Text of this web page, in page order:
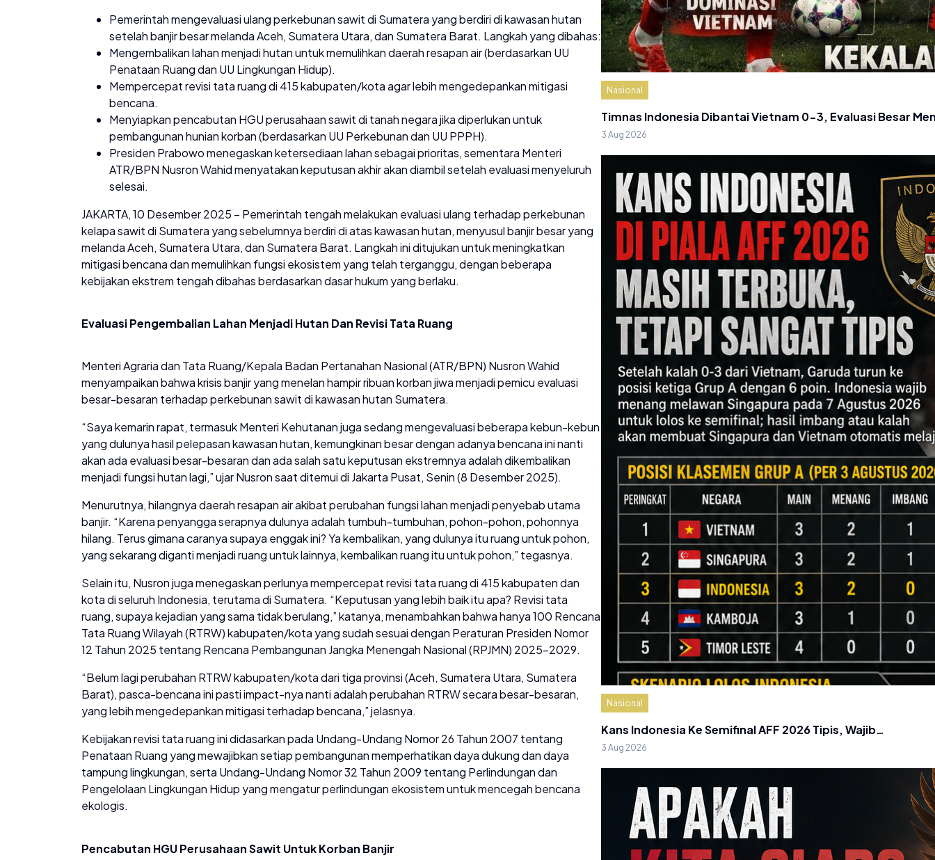
Pemerintah mengevaluasi ulang perkebunan sawit di Sumatera yang berdiri di kawasan hutan
setelah banjir besar melanda Aceh, Sumatera Utara, dan Sumatera Barat. Langkah yang dibahas:
Mengembalikan lahan menjadi hutan untuk memulihkan daerah resapan air (berdasarkan UU
Penataan Ruang dan UU Lingkungan Hidup).
Mempercepat revisi tata ruang di 415 kabupaten/kota agar lebih mengedepankan mitigasi
bencana.
Menyiapkan pencabutan HGU perusahaan sawit di tanah negara jika diperlukan untuk
pembangunan hunian korban (berdasarkan UU Perkebunan dan UU PPPH).
Presiden Prabowo menegaskan ketersediaan lahan sebagai prioritas, sementara Menteri
ATR/BPN Nusron Wahid menyatakan keputusan akhir akan diambil setelah evaluasi menyeluruh
selesai.
JAKARTA, 10 Desember 2025 – Pemerintah tengah melakukan evaluasi ulang terhadap perkebunan
kelapa sawit di Sumatera yang sebelumnya berdiri di atas kawasan hutan, menyusul banjir besar yang
melanda Aceh, Sumatera Utara, dan Sumatera Barat. Langkah ini ditujukan untuk meningkatkan
mitigasi bencana dan memulihkan fungsi ekosistem yang telah terganggu, dengan beberapa
kebijakan ekstrem tengah dibahas berdasarkan dasar hukum yang berlaku.
Evaluasi Pengembalian Lahan Menjadi Hutan Dan Revisi Tata Ruang
Menteri Agraria dan Tata Ruang/Kepala Badan Pertanahan Nasional (ATR/BPN) Nusron Wahid
menyampaikan bahwa krisis banjir yang menelan hampir ribuan korban jiwa menjadi pemicu evaluasi
besar-besaran terhadap perkebunan sawit di kawasan hutan Sumatera.
“Saya kemarin rapat, termasuk Menteri Kehutanan juga sedang mengevaluasi beberapa kebun-kebun
yang dulunya hasil pelepasan kawasan hutan, kemungkinan besar dengan adanya bencana ini nanti
akan ada evaluasi besar-besaran dan ada salah satu keputusan ekstremnya adalah dikembalikan
menjadi fungsi hutan lagi,” ujar Nusron saat ditemui di Jakarta Pusat, Senin (8 Desember 2025).
Menurutnya, hilangnya daerah resapan air akibat perubahan fungsi lahan menjadi penyebab utama
banjir. “Karena penyangga serapnya dulunya adalah tumbuh-tumbuhan, pohon-pohon, pohonnya
hilang. Terus gimana caranya supaya enggak ini? Ya kembalikan, yang dulunya itu ruang untuk pohon,
yang sekarang diganti menjadi ruang untuk lainnya, kembalikan ruang itu untuk pohon,” tegasnya.
Selain itu, Nusron juga menegaskan perlunya mempercepat revisi tata ruang di 415 kabupaten dan
kota di seluruh Indonesia, terutama di Sumatera. “Keputusan yang lebih baik itu apa? Revisi tata
ruang, supaya kejadian yang sama tidak berulang,” katanya, menambahkan bahwa hanya 100 Rencana
Tata Ruang Wilayah (RTRW) kabupaten/kota yang sudah sesuai dengan Peraturan Presiden Nomor
12 Tahun 2025 tentang Rencana Pembangunan Jangka Menengah Nasional (RPJMN) 2025-2029.
“Belum lagi perubahan RTRW kabupaten/kota dari tiga provinsi (Aceh, Sumatera Utara, Sumatera
Barat), pasca-bencana ini pasti impact-nya nanti adalah perubahan RTRW secara besar-besaran,
yang lebih mengedepankan mitigasi terhadap bencana,” jelasnya.
Kebijakan revisi tata ruang ini didasarkan pada Undang-Undang Nomor 26 Tahun 2007 tentang
Penataan Ruang yang mewajibkan setiap pembangunan memperhatikan daya dukung dan daya
tampung lingkungan, serta Undang-Undang Nomor 32 Tahun 2009 tentang Perlindungan dan
Pengelolaan Lingkungan Hidup yang mengatur perlindungan ekosistem untuk mencegah bencana
ekologis.
Pencabutan HGU Perusahaan Sawit Untuk Korban Banjir
Nasional
Timnas Indonesia Dibantai Vietnam 0-3, Evaluasi Besar
3 Aug 2026
Nasional
Kans Indonesia Ke Semifinal AFF 2026 Tipis, Wajib…
3 Aug 2026